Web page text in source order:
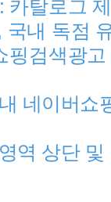
카탈로그
국내 독점
핑검색광
네이버쇼
역 상단 및